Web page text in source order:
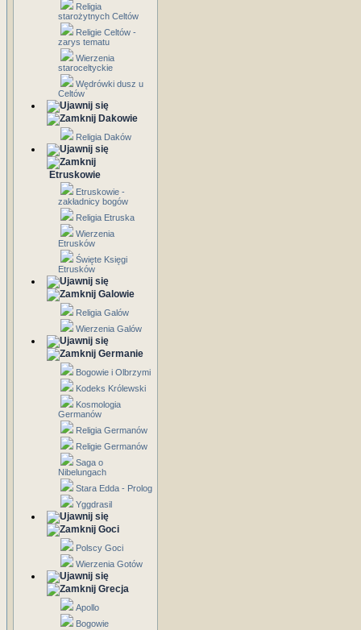
Religia
starożytnych Celtów
Religie Celtów -
zarys tematu
Wierzenia
staroceltyckie
Wędrówki dusz u
Celtów
Dakowie
Religia Daków
Etruskowie
Etruskowie -
zakładnicy bogów
Religia Etruska
Wierzenia
Etrusków
Święte Księgi
Etrusków
Galowie
Religia Galów
Wierzenia Galów
Germanie
Bogowie i Olbrzymi
Kodeks Królewski
Kosmologia
Germanów
Religia Germanów
Religie Germanów
Saga o
Nibelungach
Stara Edda - Prolog
Yggdrasil
Goci
Polscy Goci
Wierzenia Gotów
Grecja
Apollo
Bogowie